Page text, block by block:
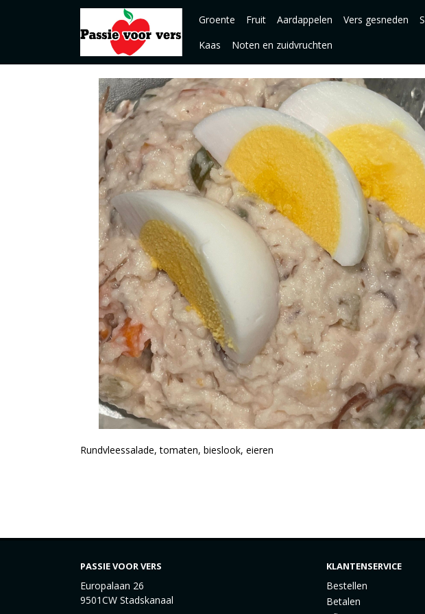
Groente Fruit Aardappelen Vers gesneden
Kaas
Noten en zuidvruchten
Rundvleessalade, tomaten, bieslook, eieren
PASSIE VOOR VERS
Europalaan 26
9501CW Stadskanaal
KLANTENSERVICE
Bestellen
Betalen